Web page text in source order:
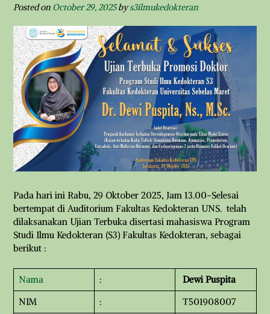
Posted on October 29, 2025bys3ilmukedokteran
Pada hari ini Rabu, 29 Oktober 2025, Jam 13.00-Selesai
bertempat di Auditorium Fakultas Kedokteran UNS. telah
dilaksanakan Ujian Terbuka disertasi mahasiswa Program
Studi Ilmu Kedokteran (S3) Fakultas Kedokteran, sebagai
berikut :
Nama :
Dewi Puspita
NIM
:
T501908007